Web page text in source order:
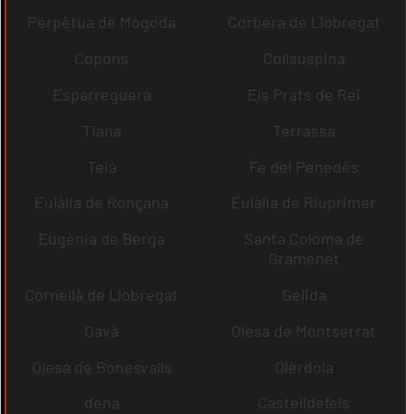
Perpètua de Mogoda
Corbera de Llobregat
Copons
Collsuspina
Esparreguera
Els Prats de Rei
Tiana
Terrassa
Teià
Fe del Penedès
Eulàlia de Ronçana
Eulàlia de Riuprimer
Eugènia de Berga
Santa Coloma de
Gramenet
Cornellà de Llobregat
Gelida
Gavà
Olesa de Montserrat
Olesa de Bonesvalls
Olèrdola
dena
Castelldefels